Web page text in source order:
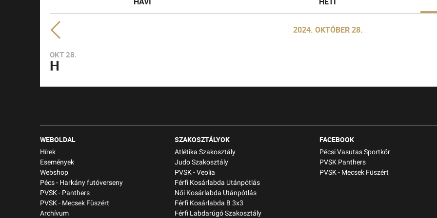
2024. OKTÓBER 28.
OKT 28.
H
WEBOLDAL
Hírek
Események
Webshop
Pécs - Harkány futóverseny
PVSK - Panthers
PVSK - Mecsek Füszért
Archívum
SZAKOSZTÁLYOK
Atlétika Szakosztály
Judo Szakosztály
PVSK - Veolia
Férfi Kosárlabda Utánpótlás
Női Kosárlabda Utánpótlás
Férfi Kosárlabda B 3x3
Férfi Labdarúgó Szakosztály
FACEBOOK
Pécsi Vasutas Sportkör
PVSK Panthers
PVSK - Mecsek Füszért